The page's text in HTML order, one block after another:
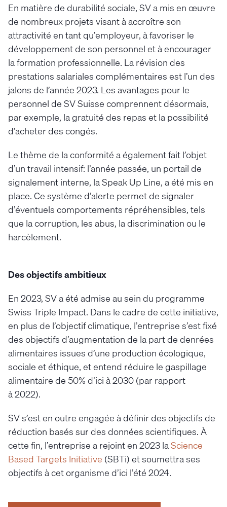
En matière de durabilité sociale, SV a mis en œuvre
de nombreux projets visant à accroître son
attractivité en tant qu’employeur, à favoriser le
développement de son personnel et à encourager
la formation professionnelle. La révision des
prestations salariales complémentaires est l’un des
jalons de l’année 2023. Les avantages pour le
personnel de SV Suisse comprennent désormais,
par exemple, la gratuité des repas et la possibilité
d’acheter des congés.
Le thème de la conformité a également fait l’objet
d’un travail intensif: l’année passée, un portail de
signalement interne, la Speak Up Line, a été mis en
place. Ce système d’alerte permet de signaler
d’éventuels comportements répréhensibles, tels
que la corruption, les abus, la discrimination ou le
harcèlement.
Des objectifs ambitieux
En 2023, SV a été admise au sein du programme
Swiss Triple Impact. Dans le cadre de cette initiative,
en plus de l’objectif climatique, l’entreprise s’est fixé
des objectifs d’augmentation de la part de denrées
alimentaires issues d’une production écologique,
sociale et éthique, et entend réduire le gaspillage
alimentaire de 50% d’ici à 2030 (par rapport
à 2022).
SV s’est en outre engagée à définir des objectifs de
réduction basés sur des données scientifiques. À
cette fin, l’entreprise a rejoint en 2023 laScience
Based Targets Initiative (SBTi) et soumettra ses
objectifs à cet organisme d’ici l’été 2024.